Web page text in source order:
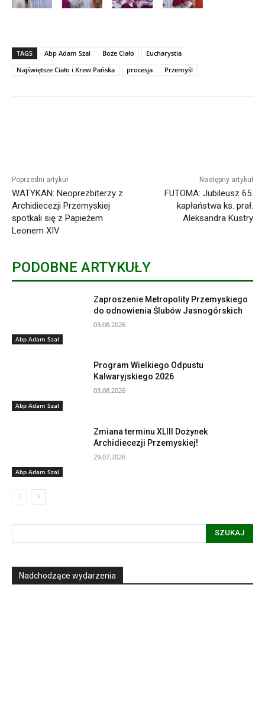
TAGS Abp Adam Szal Boże Ciało
Eucharystia
Najświętsze Ciało i Krew Pańska
procesja Przemyśl
Poprzedni artykuł
WATYKAN: Neoprezbiterzy z
Archidiecezji Przemyskiej
spotkali się z Papieżem
Leonem XIV
Następny artykuł
FUTOMA: Jubileusz 65.
kapłaństwa ks. prał.
Aleksandra Kustry
PODOBNE ARTYKUŁY
Abp Adam Szal
Zaproszenie Metropolity Przemyskiego
do odnowienia Ślubów Jasnogórskich
03.08.2026
Abp Adam Szal
Program Wielkiego Odpustu
Kalwaryjskiego 2026
03.08.2026
Abp Adam Szal
Zmiana terminu XLIII Dożynek
Archidiecezji Przemyskiej!
29.07.2026
SZUKAJ
Nadchodzące wydarzenia